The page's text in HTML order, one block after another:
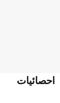
احصائيات